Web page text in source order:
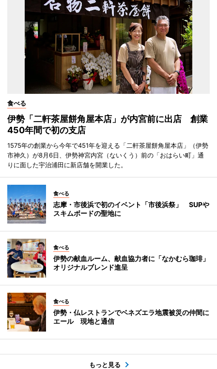
食べる
伊勢「二軒茶屋餅角屋本店」が内宮前に出店 創業
450年間で初の支店
1575年の創業から今年で451年を迎える「二軒茶屋餅角屋本店」（伊勢
市神久）が8月6日、伊勢神宮内宮（ないくう）前の「おはらい町」通
りに面した宇治浦田に新店舗を開業した。
食べる
志摩・市後浜で初のイベント「市後浜祭」 SUPや
スキムボードの聖地に
食べる
伊勢の献血ルーム、献血協力者に「なかむら珈琲」
オリジナルブレンド進呈
食べる
伊勢・仏レストランでベネズエラ地震被災の仲間に
エール 現地と通信
もっと見る